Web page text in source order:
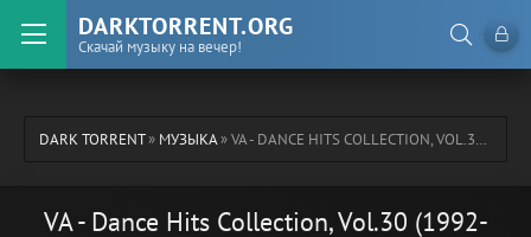
DARKTORRENT.ORG
Скачай музыку на вечер!
DARK TORRENT» МУЗЫКА» VA - DANCE HITS COLLECTION, VOL.30 (1992-1998/2023) MP3
VA - Dance Hits Collection, Vol.30 (1992-